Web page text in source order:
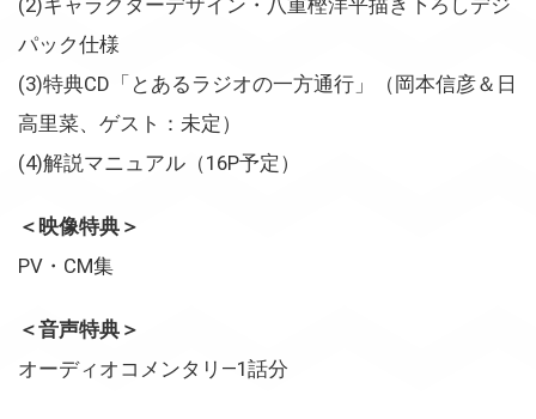
(2)キャラクターデザイン・八重樫洋平描き下ろしデジ
パック仕様
(3)特典CD「とあるラジオの一方通行」（岡本信彦＆日
高里菜、ゲスト：未定）
(4)解説マニュアル（16P予定）
＜映像特典＞
PV・CM集
＜音声特典＞
オーディオコメンタリ—1話分